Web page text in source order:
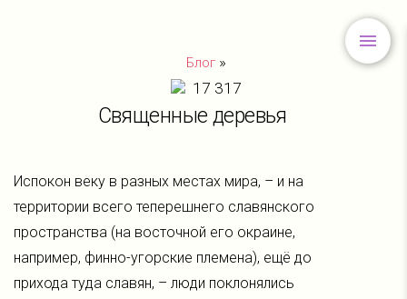
Блог»
17 317
Священные деревья
Испокон веку в разных местах мира, – и на
территории всего теперешнего славянского
пространства (на восточной его окраине,
например, финно-угорские племена), ещё до
прихода туда славян, – люди поклонялись